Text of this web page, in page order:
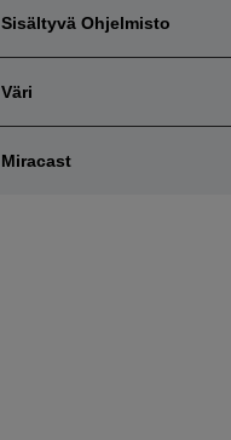
Sisältyvä Ohjelmisto
Väri
Miracast